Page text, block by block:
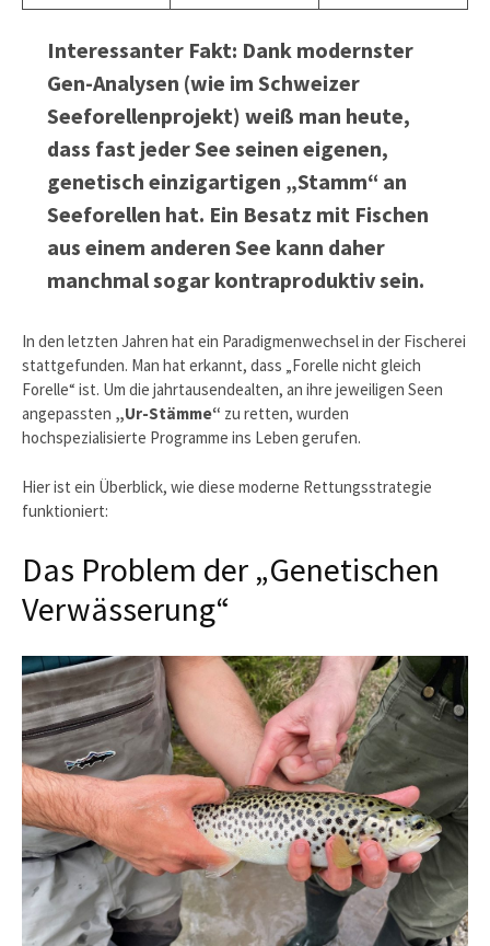
Interessanter Fakt: Dank modernster
Gen-Analysen (wie im Schweizer
Seeforellenprojekt) weiß man heute,
dass fast jeder See seinen eigenen,
genetisch einzigartigen „Stamm“ an
Seeforellen hat. Ein Besatz mit Fischen
aus einem anderen See kann daher
manchmal sogar kontraproduktiv sein.
In den letzten Jahren hat ein Paradigmenwechsel in der Fischerei
stattgefunden. Man hat erkannt, dass „Forelle nicht gleich
Forelle“ ist. Um die jahrtausendealten, an ihre jeweiligen Seen
angepassten „Ur-Stämme“ zu retten, wurden
hochspezialisierte Programme ins Leben gerufen.
Hier ist ein Überblick, wie diese moderne Rettungsstrategie
funktioniert:
Das Problem der „Genetischen
Verwässerung“